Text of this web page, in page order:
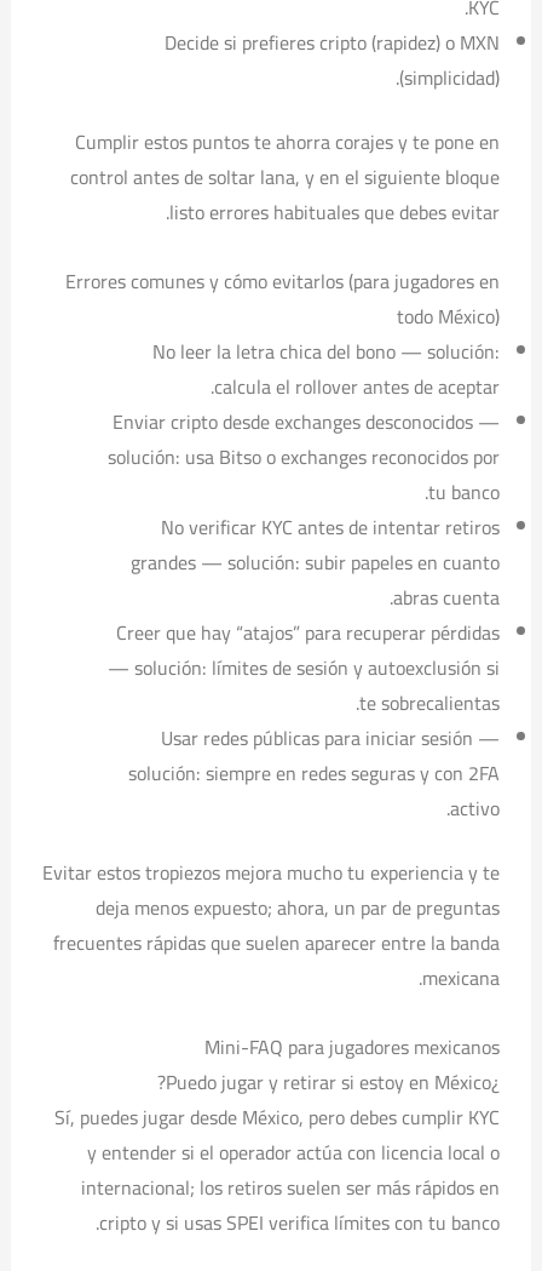
Decide si prefieres cripto (rapidez) o MXN
(simplicidad).
Cumplir estos puntos te ahorra corajes y te pone en
control antes de soltar lana, y en el siguiente bloque
listo errores habituales que debes evitar.
Errores comunes y cómo evitarlos (para jugadores en
todo México)
No leer la letra chica del bono — solución:
calcula el rollover antes de aceptar.
Enviar cripto desde exchanges desconocidos —
solución: usa Bitso o exchanges reconocidos por
tu banco.
No verificar KYC antes de intentar retiros
grandes — solución: subir papeles en cuanto
abras cuenta.
Creer que hay “atajos” para recuperar pérdidas
— solución: límites de sesión y autoexclusión si
te sobrecalientas.
Usar redes públicas para iniciar sesión —
solución: siempre en redes seguras y con 2FA
activo.
Evitar estos tropiezos mejora mucho tu experiencia y te
deja menos expuesto; ahora, un par de preguntas
frecuentes rápidas que suelen aparecer entre la banda
mexicana.
Mini-FAQ para jugadores mexicanos
¿Puedo jugar y retirar si estoy en México?
Sí, puedes jugar desde México, pero debes cumplir KYC
y entender si el operador actúa con licencia local o
internacional; los retiros suelen ser más rápidos en
cripto y si usas SPEI verifica límites con tu banco.